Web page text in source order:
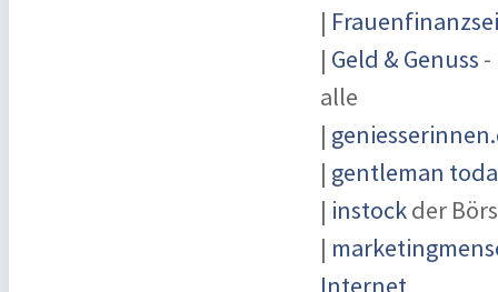
|
| Geld & Genuss -
alle
|
| gentleman
| instockder
|
Internet